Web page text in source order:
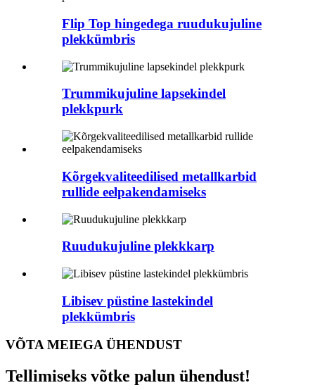
Flip Top hingedega ruudukujuline
plekkümbris
Trummikujuline lapsekindel
plekkpurk
Kõrgekvaliteedilised metallkarbid
rullide eelpakendamiseks
Ruudukujuline plekkkarp
Libisev püstine lastekindel
plekkümbris
VÕTA MEIEGA ÜHENDUST
Tellimiseks võtke palun ühendust!